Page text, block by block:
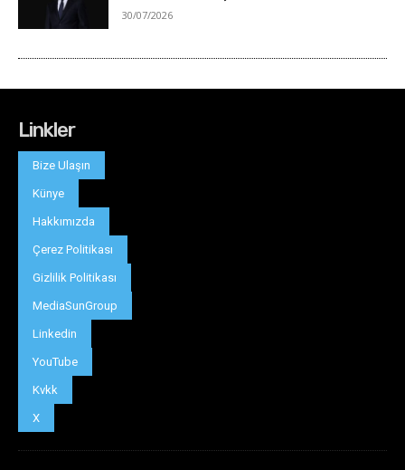
Linkler
Bize Ulaşın
Künye
Hakkımızda
Çerez Politikası
Gizlilik Politikası
MediaSunGroup
Linkedin
YouTube
Kvkk
X